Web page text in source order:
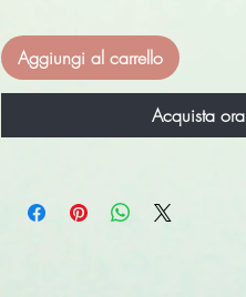
Aggiungi al carrello
Acquista ora